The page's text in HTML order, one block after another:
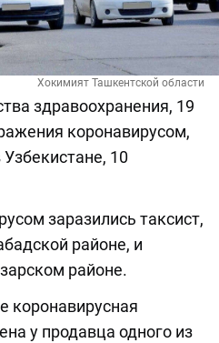
Хокимият Ташкентской области
здравоохранения, 19
коронавирусом,
10
заразились таксист,
районе, и
районе.
коронавирусная
у продавца одного из